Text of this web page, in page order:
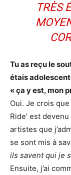
TRÈS
Tu as reçu le
étais
« ça y est, mon
Oui. Je crois
Ride’ est
artistes que
se sont mis à
ils savent qui je
Ensuite, j’ai